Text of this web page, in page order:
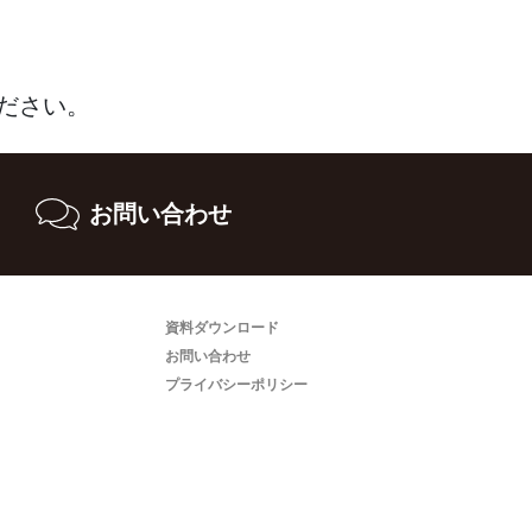
さい。
お問い合わせ
資料ダウンロード
お問い合わせ
プライバシーポリシー